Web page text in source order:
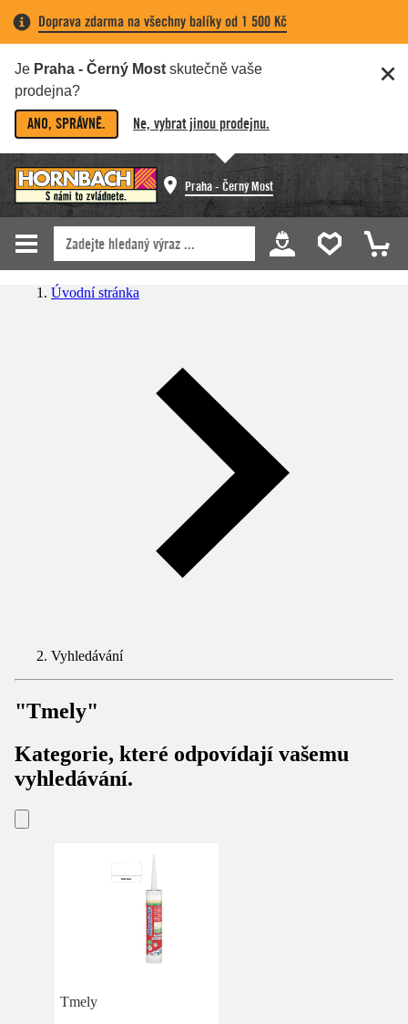
Doprava zdarma na všechny balíky od 1 500 Kč
Je Praha - Černý Most skutečně vaše
prodejna?
ANO, SPRÁVNĚ. Ne, vybrat jinou prodejnu.
Praha - Černý Most
Úvodní stránka
Vyhledávání
"Tmely"
Kategorie, které odpovídají vašemu
vyhledávání.
Tmely